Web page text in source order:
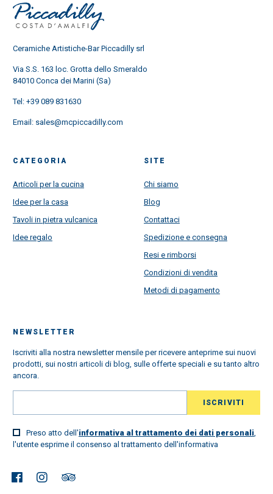
Ceramiche Artistiche-Bar Piccadilly srl
Via S.S. 163 loc. Grotta dello Smeraldo
84010 Conca dei Marini (Sa)
Tel: +39 089 831630
Email: sales@mcpiccadilly.com
CATEGORIA
Articoli per la cucina
Idee per la casa
Tavoli in pietra vulcanica
Idee regalo
SITE
Chi siamo
Blog
Contattaci
Spedizione e consegna
Resi e rimborsi
Condizioni di vendita
Metodi di pagamento
NEWSLETTER
Iscriviti alla nostra newsletter mensile per ricevere anteprime sui nuovi
prodotti, sui nostri articoli di blog, sulle offerte speciali e su tanto altro
ancora.
Preso atto dell'informativa al trattamento dei dati personali,
l'utente esprime il consenso al trattamento dell'informativa